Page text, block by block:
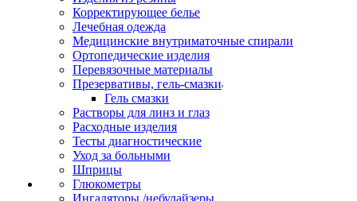
Корректирующее белье
Лечебная одежда
Медицинские внутриматочные спирали
Ортопедические изделия
Перевязочные материалы
Презервативы, гель-смазки
Гель смазки
Растворы для линз и глаз
Расходные изделия
Тесты диагностические
Уход за больными
Шприцы
Глюкометры
Ингаляторы /небулайзеры